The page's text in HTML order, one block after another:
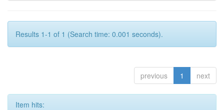
Results 1-1 of 1 (Search time: 0.001 seconds).
previous 1 next
Item hits: